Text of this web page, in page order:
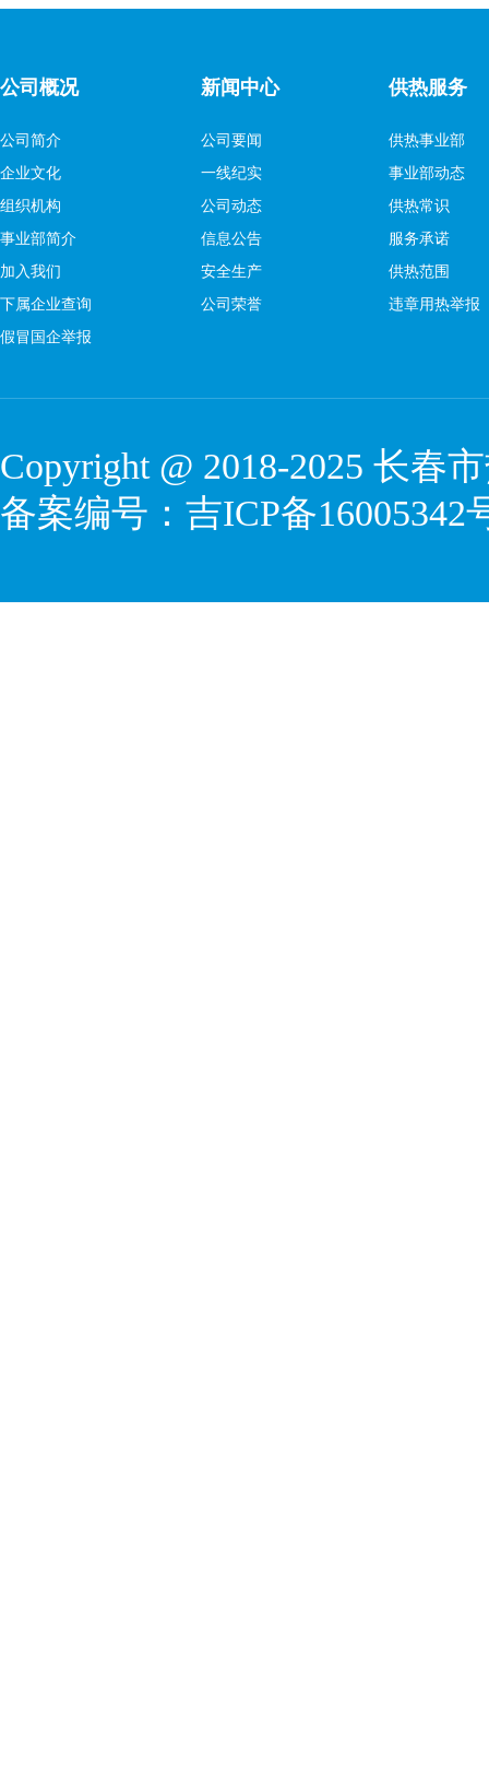
公司概况
公司简介
企业文化
组织机构
事业部简介
加入我们
下属企业查询
假冒国企举报
新闻中心
公司要闻
一线纪实
公司动态
信息公告
安全生产
公司荣誉
供热服务
供热事业部
事业部动态
供热常识
服务承诺
供热范围
违章用热举报
Copyright @ 2018-2025 长春
备案编号： 吉ICP备16005342